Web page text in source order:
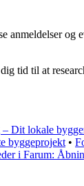
og
tid til at
Dit lokale
byggeprojekt •
i Farum: